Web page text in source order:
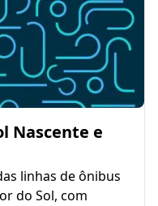
Nascente e
linhas de ônibus
do Sol, com